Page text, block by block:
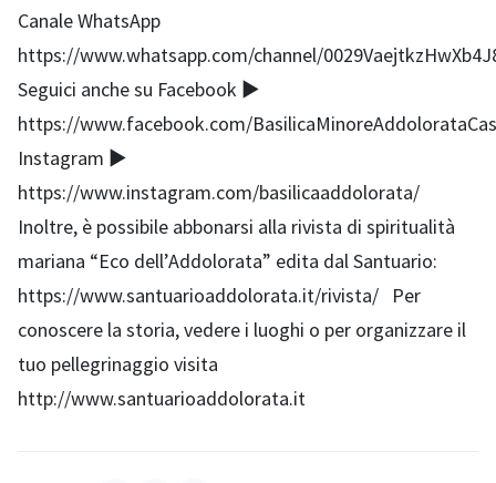
Canale WhatsApp
https://www.whatsapp.com/channel/
Seguici anche su Facebook ▶
https://www.facebook.com/
Instagram ▶
https://www.instagram.com/basilicaaddolorata/
Inoltre, è possibile abbonarsi alla rivista di spiritualità
mariana “Eco dell’Addolorata” edita dal Santuario:
https://www.santuarioaddolorata.it/rivista/ Per
conoscere la storia, vedere i luoghi o per organizzare il
tuo pellegrinaggio visita
http://www.santuarioaddolorata.it